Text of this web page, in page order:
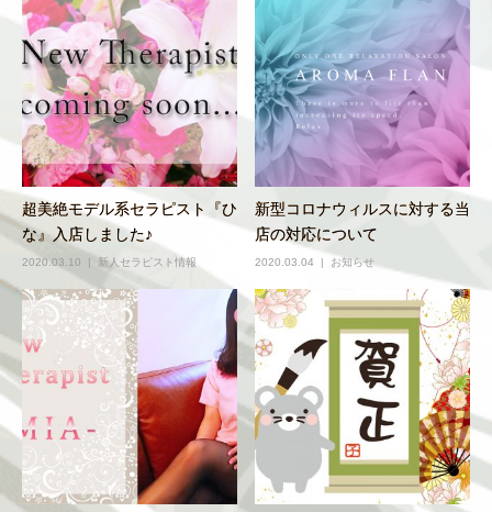
超美絶モデル系セラピスト『ひ
な』入店しました♪
2020.03.10 新人セラピスト情報
新型コロナウィルスに対する当
店の対応について
2020.03.04 お知らせ